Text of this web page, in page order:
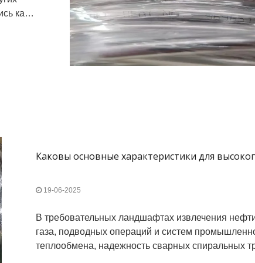
как
19-06-2025
В требовательных ландшафтах извлечения
газа, подводных операций и систем
теплообмена, надежность сварных спиральных
одноядерная
спиральная труба с
катушкой
нержавеющей стали
газа